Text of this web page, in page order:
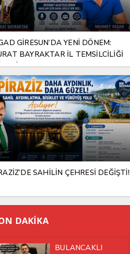
GİRESUN’DA YENİ DÖNEM:
BAYRAKTAR İL TEMSİLCİLİĞİ
ATANDI
SAHİLİN ÇEHRESİ DEĞİŞTİ!
DAKİKA
BULANCAKLI